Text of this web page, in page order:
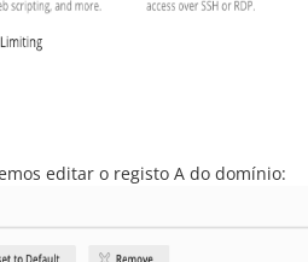
editar o registo A do domínio: